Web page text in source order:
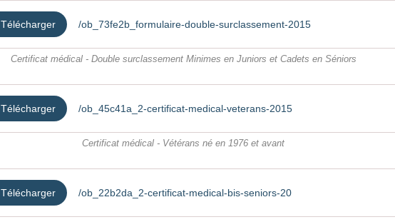
Télécharger /ob_73fe2b_formulaire-double-surclassement-2015
Certificat médical - Double surclassement Minimes en Juniors et Cadets en Séniors
Télécharger /ob_45c41a_2-certificat-medical-veterans-2015
Certificat médical - Vétérans né en 1976 et avant
Télécharger /ob_22b2da_2-certificat-medical-bis-seniors-20